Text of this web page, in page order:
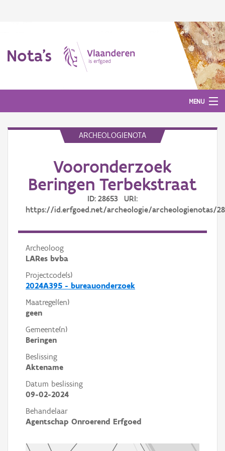
Nota's
MENU
ARCHEOLOGIENOTA
Vooronderzoek
Beringen Terbekstraat
ID: 28653 URI:
https://id.erfgoed.net/archeologie/archeologienotas/
Archeoloog
LARes bvba
Projectcode(s)
2024A395 - bureauonderzoek
Maatregel(en)
geen
Gemeente(n)
Beringen
Beslissing
Aktename
Datum beslissing
09-02-2024
Behandelaar
Agentschap Onroerend Erfgoed